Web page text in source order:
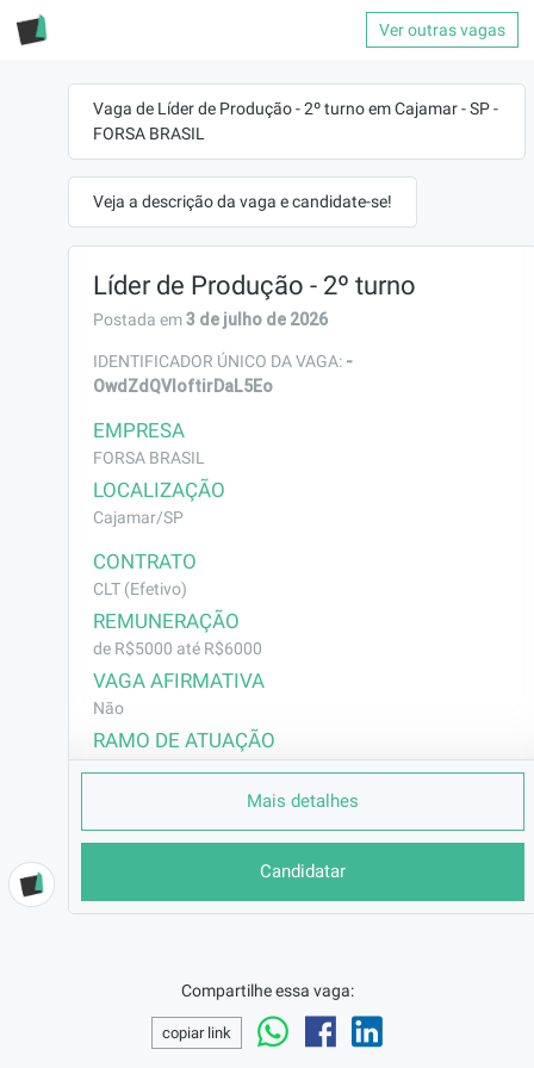
Ver outras vagas
Vaga de Líder de Produção - 2º turno em Cajamar - SP -
FORSA BRASIL
Veja a descrição da vaga e candidate-se!
Líder de Produção - 2º turno
Postada em3 de julho de 2026
IDENTIFICADOR ÚNICO DA VAGA: -
OwdZdQVIoftirDaL5Eo
EMPRESA
FORSA BRASIL
LOCALIZAÇÃO
Cajamar/SP
CONTRATO
CLT (Efetivo)
REMUNERAÇÃO
de R$5000 até R$6000
VAGA AFIRMATIVA
Não
RAMO DE ATUAÇÃO
Café da tardeFretadoCesta básica ou VA de R$ 200,00
Seguro de vida em grupo
Prêmio assiduidade mensal + R$ 100,00 (se cumprir
DESCRIÇÃO
Local: Cajamar/SP, Brasil
Candidatar
Mais detalhes
Compartilhe essa vaga:
copiar link